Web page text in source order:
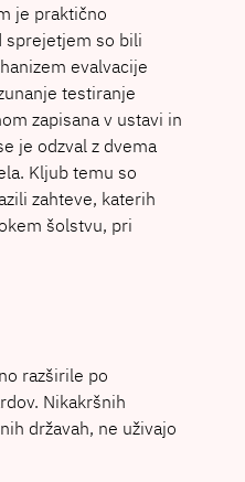
je praktično
sprejetjem so bili
evalvacije
testiranje
zapisana v ustavi in
je odzval z dvema
Kljub temu so
zahteve, katerih
šolstvu, pri
razširile po
Nikakršnih
državah, ne uživajo